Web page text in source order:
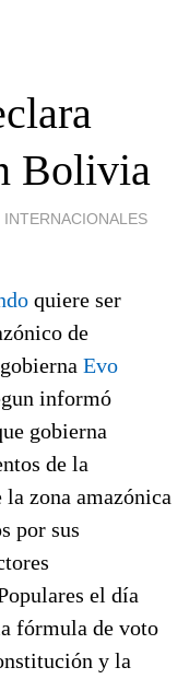
Bolivia
INTERNACIONALES
quiere ser
de
Evo
informó
gobierna
de la
zona amazónica
por sus
el día
fórmula de voto
y la